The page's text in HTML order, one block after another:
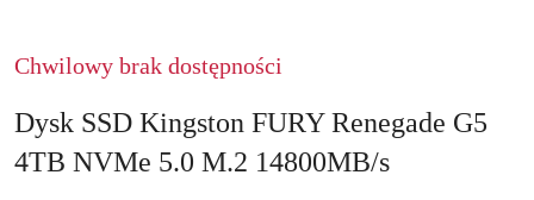
Chwilowy brak dostępności
Dysk SSD Kingston FURY Renegade G5
4TB NVMe 5.0 M.2 14800MB/s